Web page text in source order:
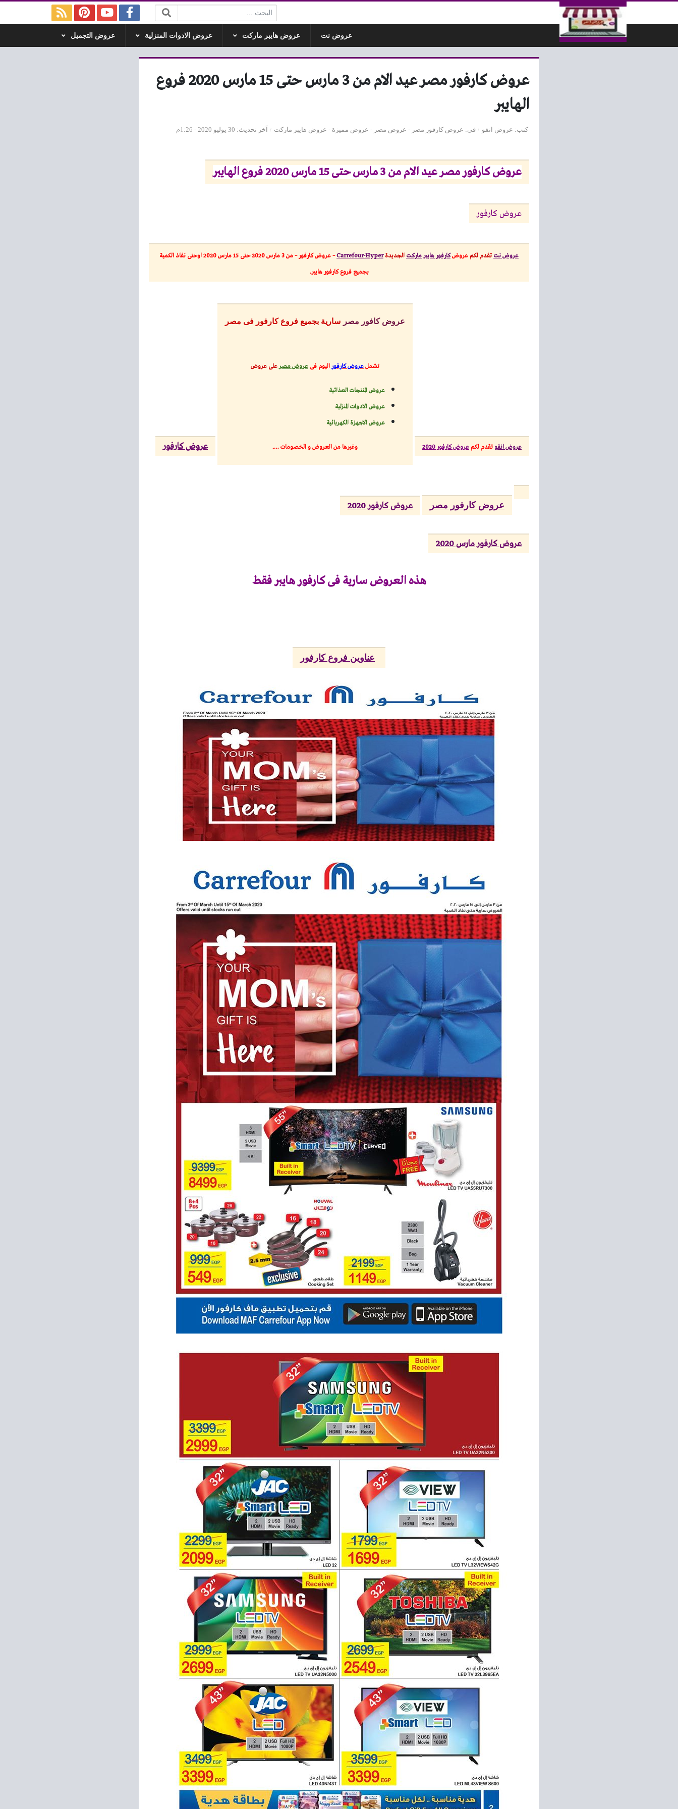
التخطي إلى المحتوى
البحث:
عروض نت عروض هايبر ماركت عروض الادوات المنزلية عروض التجميل
عروض كارفور مصر عيد الام من 3 مارس حتى 15 مارس 2020 فروع
الهايبر
كتب عروض انفو في عروض كارفور مصر - عروض مصر - عروض مميزة - عروض هايبر ماركت آخر تحديث 30 يوليو 2020 - 1:26م
عروض كارفور مصر عيد الام من 3 مارس حتى 15 مارس 2020 فروع الهايبر
عروض كارفور
عروض نت تقدم لكم عروضكارفور هايبر ماركت الجديدةCarrefour-Hyper– عروض كارفور – من 3 مارس 2020 حتى 15 مارس 2020
اوحتى نفاذ الكمية
بجميع فروع كارفور هايبر.
عروض انفوتقدم لكم عروض كارفور 2020
عروض كافور مصر سارية بجميع فروع كارفور فى مصر
تشملعروض كارفوراليوم فى عروض مصرعلى عروض
عروض المنتجات العذائية
عروض الادوات المنزلية
عروض الاجهزة الكهربائية
وغيرها من العروض و الخصومات …. عروض كارفور
عروض كارفور مصر عروض كارفور 2020
عروض كارفور مارس 2020
هذه العروض سارية فى كارفور هايبر فقط
عناوين فروع كارفور